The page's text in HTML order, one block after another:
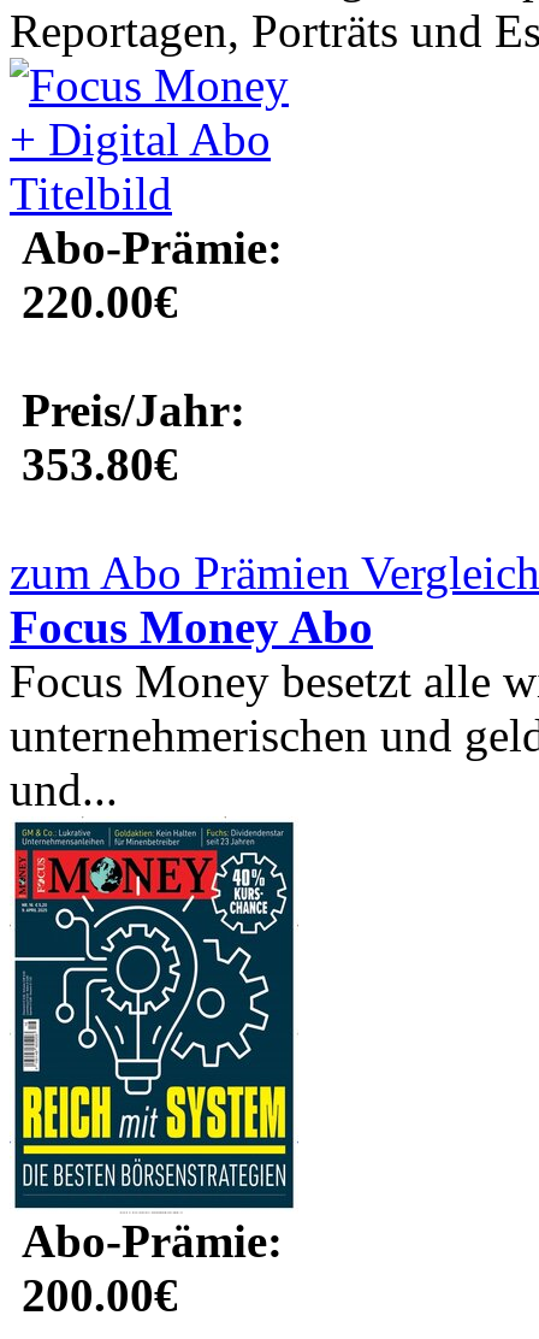
Reportagen, Porträts und
Abo-Prämie:
220.00€
Preis/Jahr:
353.80€
zum Abo Prämien
Focus Money Abo
Focus Money besetzt alle
unternehmerischen und
und...
Abo-Prämie:
200.00€